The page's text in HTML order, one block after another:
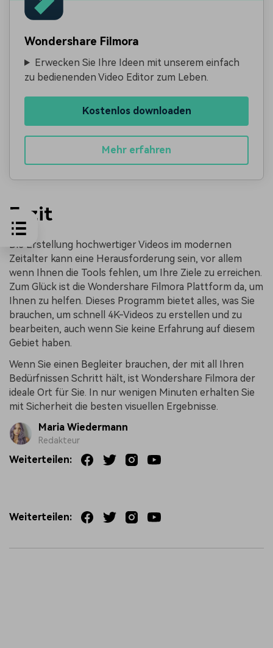
Wondershare Filmora
Erwecken Sie Ihre Ideen mit unserem einfach
zu bedienenden Video Editor zum Leben.
Kostenlos downloaden
Mehr erfahren
Fazit
Die Erstellung hochwertiger Videos im modernen
Zeitalter kann eine Herausforderung sein, vor allem
wenn Ihnen die Tools fehlen, um Ihre Ziele zu erreichen.
Zum Glück ist die Wondershare Filmora Plattform da, um
Ihnen zu helfen. Dieses Programm bietet alles, was Sie
brauchen, um schnell 4K-Videos zu erstellen und zu
bearbeiten, auch wenn Sie keine Erfahrung auf diesem
Gebiet haben.
Wenn Sie einen Begleiter brauchen, der mit all Ihren
Bedürfnissen Schritt hält, ist Wondershare Filmora der
ideale Ort für Sie. In nur wenigen Minuten erhalten Sie
mit Sicherheit die besten visuellen Ergebnisse.
Maria Wiedermann
Redakteur
Weiterteilen:
Weiterteilen: